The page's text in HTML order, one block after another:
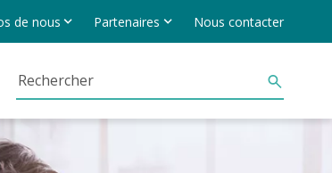
de nous Partenaires Nous contacter